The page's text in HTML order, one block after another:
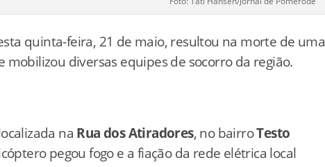
quinta-feira, 21 de maio, resultou na morte de uma
mobilizou diversas equipes de socorro da região.
na Rua dos Atiradores, no bairroTesto
pegou fogo e a fiação da rede elétrica local